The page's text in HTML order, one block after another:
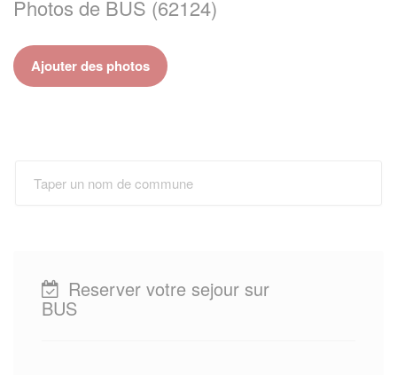
Photos de BUS (62124)
Ajouter des photos
Reserver votre sejour sur
BUS